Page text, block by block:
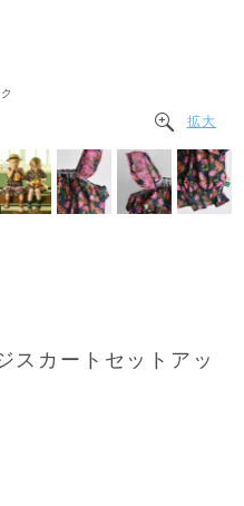
拡大
スカートセットアッ